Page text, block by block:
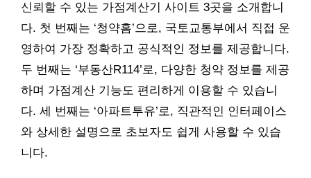
신뢰할 수 있는 가점계산기 사이트 3곳을 소개합니
다. 첫 번째는 ‘청약홈’으로, 국토교통부에서 직접 운
영하여 가장 정확하고 공식적인 정보를 제공합니다.
두 번째는 ‘부동산R114’로, 다양한 청약 정보를 제공
하며 가점계산 기능도 편리하게 이용할 수 있습니
다. 세 번째는 ‘아파트투유’로, 직관적인 인터페이스
와 상세한 설명으로 초보자도 쉽게 사용할 수 있습
니다.